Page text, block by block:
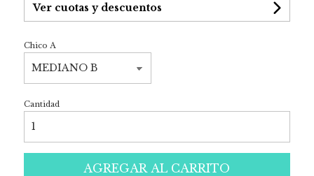
Ver cuotas y descuentos
Chico A
Cantidad
AGREGAR AL CARRITO